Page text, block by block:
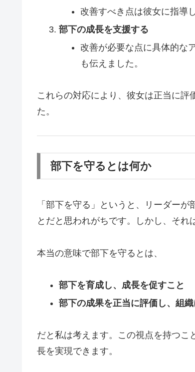
改善すべき点は彼女に指導
部下の成長を支援する
改善が必要な点に具体的な
も伝えました。
これらの対応により、彼女は正当に評
た。
部下を守るとは何か
「部下を守る」というと、リーダー
とだと思われがちです。しかし、それ
本当の意味で部下を守るとは、
部下を育成し、成長を促すこと
部下の成果を正当に評価し、組
だと私は考えます。この視点を持つ
長を実現できます。